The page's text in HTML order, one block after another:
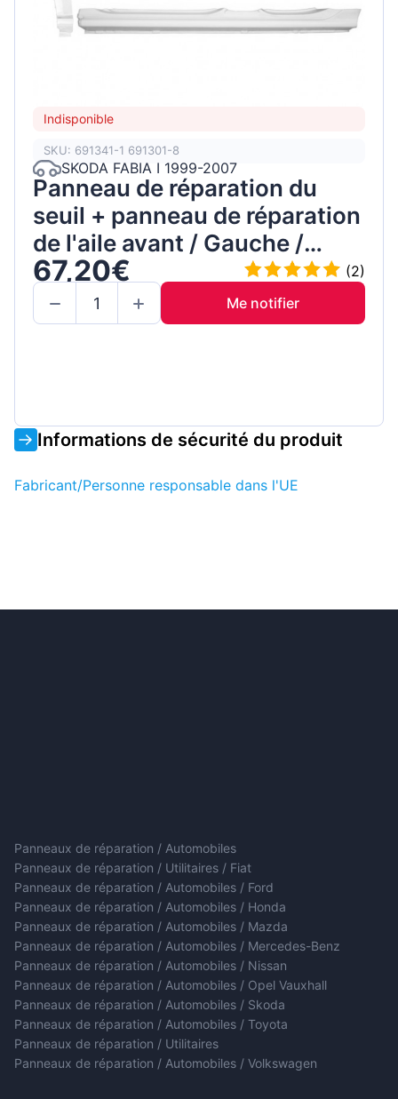
Indisponible
SKU: 691341-1 691301-8
SKODA FABIA I 1999-2007
Panneau de réparation du
seuil + panneau de réparation
de l'aile avant / Gauche /
Ensemble
67,20€
(2)
Me notifier
Informations de sécurité du produit
Fabricant/Personne responsable dans l'UE
Panneaux de réparation / Automobiles
Panneaux de réparation / Utilitaires / Fiat
Panneaux de réparation / Automobiles / Ford
Panneaux de réparation / Automobiles / Honda
Panneaux de réparation / Automobiles / Mazda
Panneaux de réparation / Automobiles / Mercedes-Benz
Panneaux de réparation / Automobiles / Nissan
Panneaux de réparation / Automobiles / Opel Vauxhall
Panneaux de réparation / Automobiles / Skoda
Panneaux de réparation / Automobiles / Toyota
Panneaux de réparation / Utilitaires
Panneaux de réparation / Automobiles / Volkswagen